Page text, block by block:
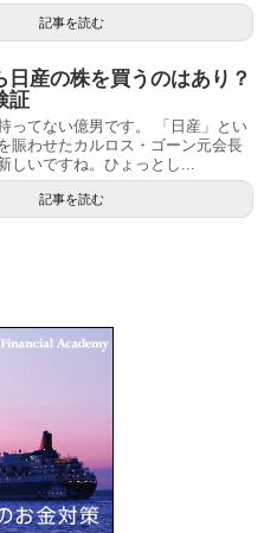
記事を読む
日産の株を買うのはあり？
証
ってない億男です。 「日産」とい
賑わせたカルロス・ゴーン元会長
しいですね。ひょっとし...
記事を読む